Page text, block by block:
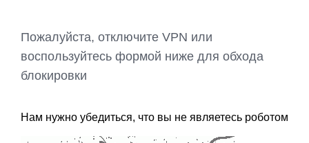
Пожалуйста, отключите VPN или
воспользуйтесь формой ниже для обхода
блокировки
Нам нужно убедиться, что вы не являетесь роботом